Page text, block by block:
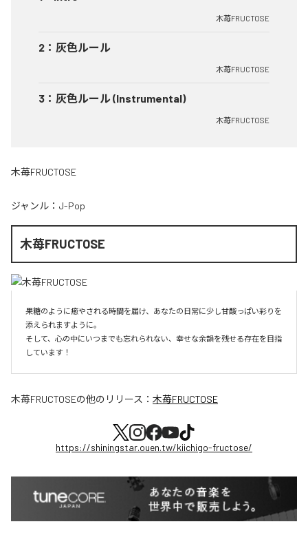
木苺FRUCTOSE
2 ： 灰色ルール
木苺FRUCTOSE
3 ： 灰色ルール (Instrumental)
木苺FRUCTOSE
木苺FRUCTOSE
ジャンル： J-Pop
木苺FRUCTOSE
果糖のように癒やされる時間を届け、あなたの日常に少し甘酸っぱい彩りを
添えられますように。
そして、心の中にいつまでも忘れられない、幸せな余韻を残せる存在を目指
しています！
木苺FRUCTOSEの他のリリース： 木苺FRUCTOSE
https://shiningstar.ouen.tw/kiichigo-fructose/